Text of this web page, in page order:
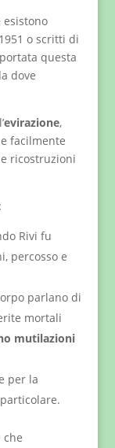
esistono
o scritti di
questa
dove
evirazione,
facilmente
ricostruzioni
Rivi fu
percosso e
parlano di
mortali
mutilazioni
per la
che